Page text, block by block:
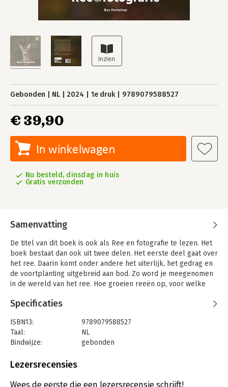
Gebonden NL 2024 1e druk 9789079588527
€ 39,90
In winkelwagen
Nu besteld, dinsdag in huis
Gratis verzonden
Samenvatting
De titel van dit boek is ook als Ree en fotografie te lezen. Het
boek bestaat dan ook uit twee delen. Het eerste deel gaat over
het ree. Daarin komt onder andere het uiterlijk, het gedrag en
de voortplanting uitgebreid aan bod. Zo word je meegenomen
in de wereld van het ree. Hoe groeien reeën op, voor welke
Telkens wordt het verhaal ondersteund door de vele foto’s die
Het tweede deel gaat over het fotograferen van reeën. Dat gaat
lang niet alleen over lenzen, camera’s en instellingen. Ook op
ingegegaan. Daarmee is dit deel ook zeker interessant voor de
zijn. Of je nu een camera of een verrekijker mee op pad
Specificaties
ISBN13:
9789079588527
Taal:
NL
Bindwijze:
gebonden
Uitgever:
Verschijningsdatum:
25-5-2024
Lezersrecensies
Wees de eerste die een lezersrecensie schrijft!